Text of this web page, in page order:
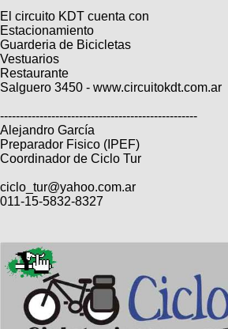
El circuito KDT cuenta con
Estacionamiento
Guarderia de Bicicletas
Vestuarios
Restaurante
Salguero 3450 - www.circuitokdt.com.ar
--------------------------------------------------
Alejandro García
Preparador Fisico (IPEF)
Coordinador de Ciclo Tur
ciclo_tur@yahoo.com.ar
011-15-5832-8327